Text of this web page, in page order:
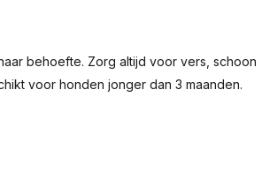
behoefte. Zorg altijd voor vers, schoon
voor honden jonger dan 3 maanden.